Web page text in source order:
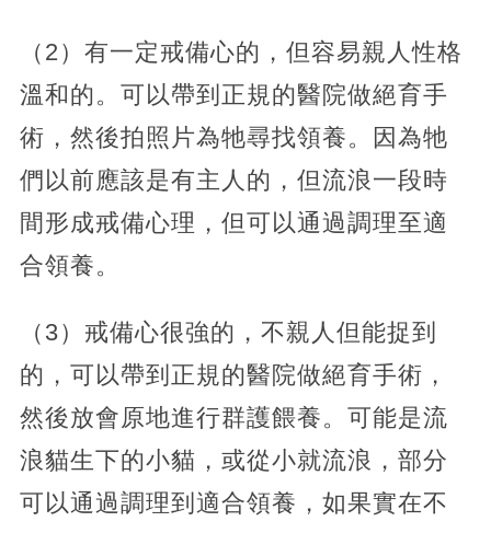
（2）有一定戒備心的，但容易親人性格
溫和的。可以帶到正規的醫院做絕育手
術，然後拍照片為牠尋找領養。因為牠
們以前應該是有主人的，但流浪一段時
間形成戒備心理，但可以通過調理至適
合領養。
（3）戒備心很強的，不親人但能捉到
的，可以帶到正規的醫院做絕育手術，
然後放會原地進行群護餵養。可能是流
浪貓生下的小貓，或從小就流浪，部分
可以通過調理到適合領養，如果實在不